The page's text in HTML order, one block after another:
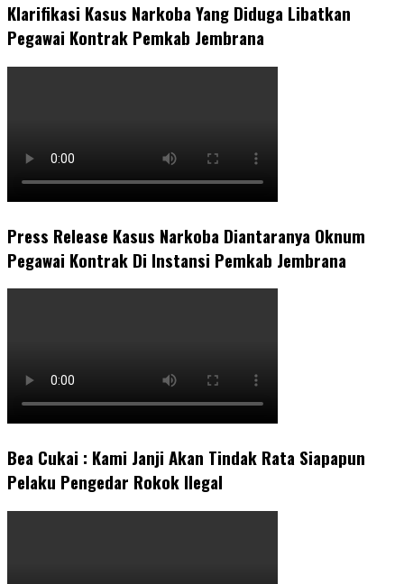
Klarifikasi Kasus Narkoba Yang Diduga Libatkan
Pegawai Kontrak Pemkab Jembrana
Press Release Kasus Narkoba Diantaranya Oknum
Pegawai Kontrak Di Instansi Pemkab Jembrana
Bea Cukai : Kami Janji Akan Tindak Rata Siapapun
Pelaku Pengedar Rokok Ilegal